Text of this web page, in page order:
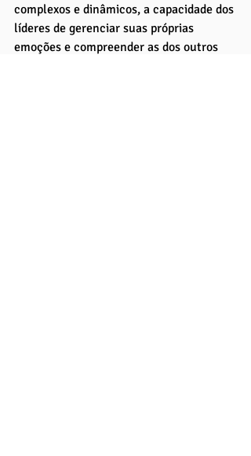
complexos e dinâmicos, a capacidade dos
líderes de gerenciar suas próprias
emoções e compreender as dos outros